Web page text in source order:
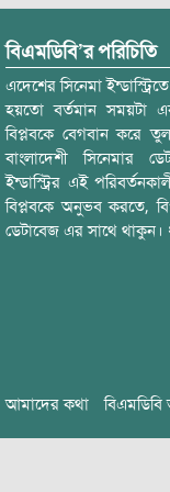
বিএমডিবি’র পরিচিতি
এদেশের সিনেমা
হয়তো বর্তমান সময়টা
বিপ্লবকে বেগবান করে
বাংলাদেশী সিনেমার
ইন্ডাস্ট্রির এই
বিপ্লবকে অনুভব করতে,
ডেটাবেজ এর সাথে থাকুন।
আমাদের কথা বিএমডিবি